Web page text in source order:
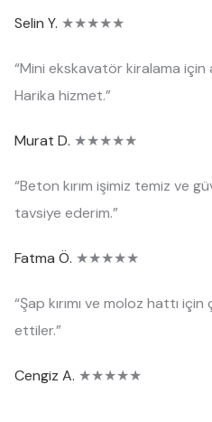
Selin Y. ★★★★★
“Mini ekskavatör kiralama için
Harika hizmet.”
Murat D. ★★★★★
“Beton kırım işimiz temiz ve
tavsiye ederim.”
Fatma Ö. ★★★★★
“Şap kırımı ve moloz hattı
ettiler.”
Cengiz A. ★★★★★